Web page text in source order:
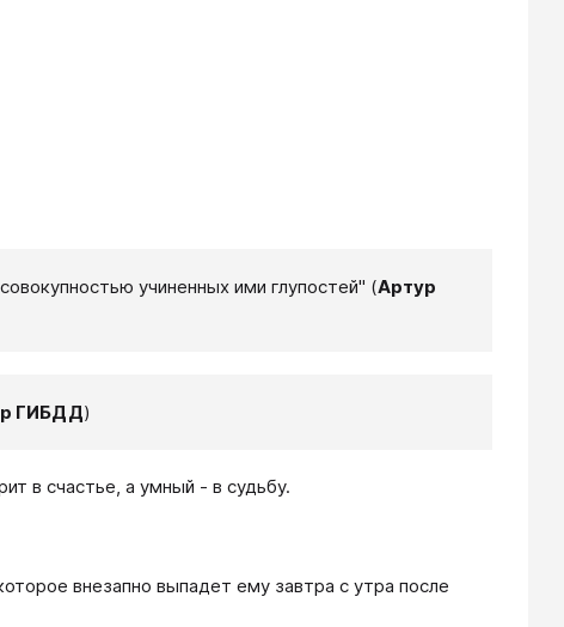
учиненных ими глупостей" (Артур
ГИБДД)
в счастье, а умный - в судьбу.
внезапно выпадет ему завтра с утра после